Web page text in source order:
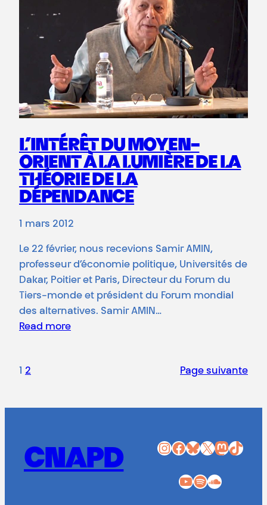
L’INTÉRÊT DU MOYEN-
ORIENT À LA LUMIÈRE DE LA
THÉORIE DE LA
DÉPENDANCE
1 mars 2012
Le 22 février, nous recevions Samir AMIN,
professeur d’économie politique, Universités de
Dakar, Poitier et Paris, Directeur du Forum du
Tiers-monde et président du Forum mondial
des alternatives. Samir AMIN…
Read more
1 2 Page suivante
CNAPD InstagramFacebook Bluesky X Mastodon TikTok
YouTube Spotify SoundCloud